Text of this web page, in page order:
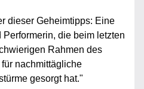
dieser Geheimtipps: Eine
die beim letzten
Rahmen des
nachmittägliche
gesorgt hat."